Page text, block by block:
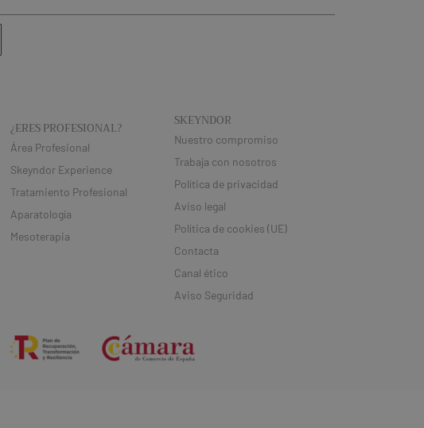
¿ERES PROFESIONAL​?
Área Profesional
Skeyndor Experience
Tratamiento Profesional
Aparatología
Mesoterapia
SKEYNDOR
Nuestro compromiso
Trabaja con nosotros
Política de privacidad
Aviso legal
Política de cookies (UE)
Contacta
Canal ético
Aviso Seguridad